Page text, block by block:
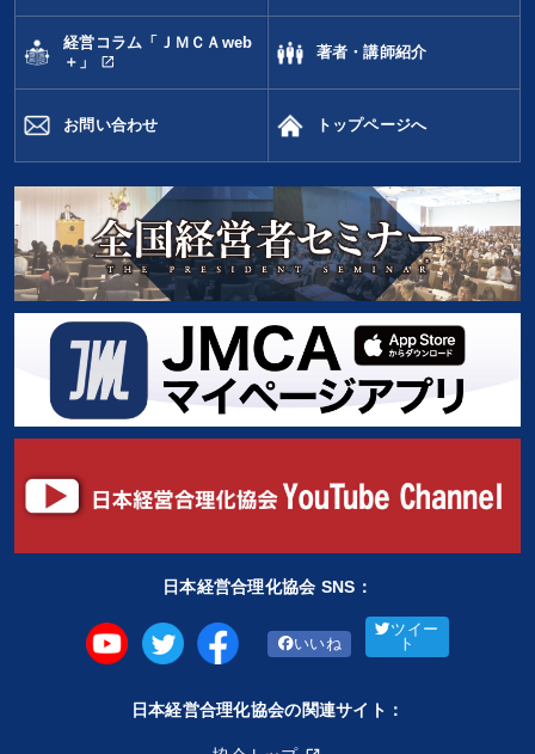
経営コラム「ＪＭＣＡweb
＋」
open_in_new
著者・講師紹介
お問い合わせ トップページへ
日本経営合理化協会 SNS：
いいね
ツイー
ト
日本経営合理化協会の関連サイト：